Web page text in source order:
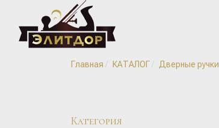
Главная КАТАЛОГ Дверные ручки
Категория